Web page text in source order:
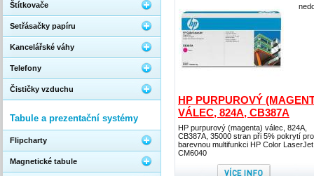
HP PURPUROVÝ
VÁLEC, 824A, CB387A
HP purpurový (magenta) válec, 824A,
CB387A, 35000 stran při 5% pokrytí pro
barevnou multifunkci HP Color LaserJet
CM6040
Štítkovače
Setřásačky papíru
Kancelářské váhy
Telefony
Čističky vzduchu
Tabule a prezentační systémy
Flipcharty
Magnetické tabule